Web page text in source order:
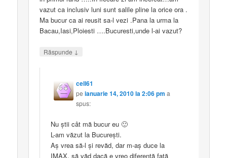
vazut ca inclusiv luni sunt salile pline la orice ora .
Ma bucur ca ai reusit sa-l vezi .Pana la urma la
Bacau,Iasi,Ploiesti ….Bucuresti,unde l-ai vazut?
Răspunde ↓
cell61
peianuarie 14, 2010 la 2:06 pm a
spus:
Nu ştii cât mă bucur eu 🙂
L-am văzut la Bucureşti.
Aş vrea să-l şi revăd, dar m-aş duce la
IMAX, să văd dacă e vreo diferenţă faţă